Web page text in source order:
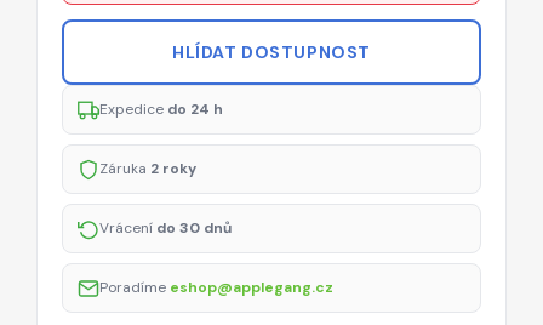
HLÍDAT DOSTUPNOST
Expedice do 24 h
Záruka 2 roky
Vrácení do 30 dnů
Poradíme eshop@applegang.cz